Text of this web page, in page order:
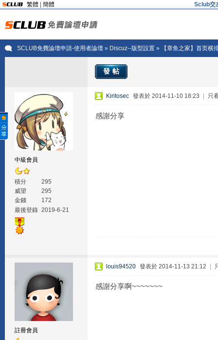
繁體 簡體 Sclub交
SCLUB免費論壇申請-使用者論壇» Discuz--版型設置» 【章鱼之家】首页横
發帖
中級會員
積分
295
威望
295
金錢
172
最後登錄 2019-6-21
Kiritosec 發表於 2014-11-10 18:23 只
感謝分享
註冊會員
louis94520 發表於 2014-11-13 21:12
感謝分享啊~~~~~~~